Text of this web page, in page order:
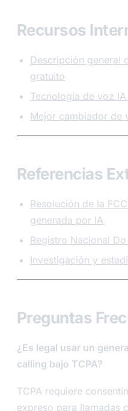
Recursos
Descripción general
gratuito
Tecnología de voz
Mejor cambiador de
Referencias
Resolución de la
generada por IA
Registro Nacional
Investigación y
Preguntas
¿Es legal usar un
calling bajo TCPA?
TCPA requiere
expreso para llamadas